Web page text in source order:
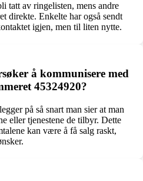
tatt av ringelisten, mens andre
direkte. Enkelte har også sendt
igjen, men til liten nytte.
å kommunisere med
45324920?
på så snart man sier at man
eller tjenestene de tilbyr. Dette
kan være å få salg raskt,